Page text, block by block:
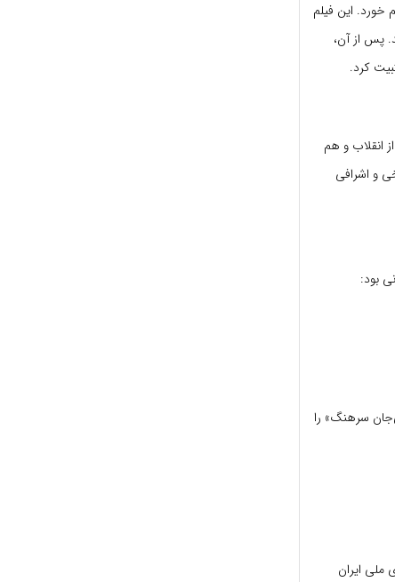
خورد. این فیلم
پس از آن،
انقلاب و هم
و اشرافی
بود:
سرهنگ» را
ملی ایران